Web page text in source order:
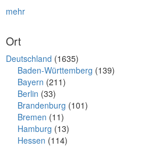
mehr
Ort
Deutschland (1635)
Baden-Württemberg (139)
Bayern (211)
Berlin (33)
Brandenburg (101)
Bremen (11)
Hamburg (13)
Hessen (114)